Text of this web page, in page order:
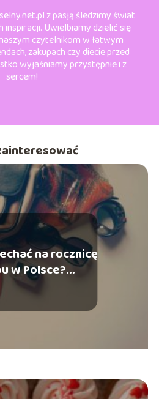
z pasją śledzimy świat
inspiracji. Uwielbiamy dzielić się
czytelnikom w łatwym
zakupach czy diecie przed
wyjaśniamy przystępnie i z
sercem!
na rocznicę
w Polsce?
kierunki